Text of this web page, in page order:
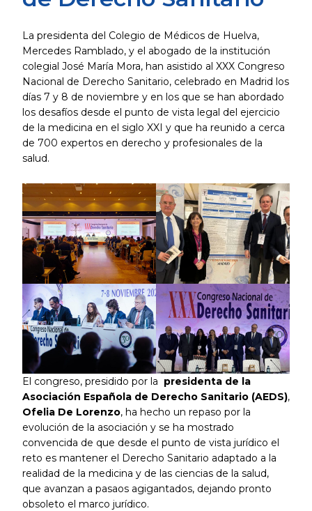
La presidenta del Colegio de Médicos de Huelva,
Mercedes Ramblado, y el abogado de la institución
colegial José María Mora, han asistido al XXX Congreso
Nacional de Derecho Sanitario, celebrado en Madrid los
días 7 y 8 de noviembre y en los que se han abordado
los desafíos desde el punto de vista legal del ejercicio
de la medicina en el siglo XXI y que ha reunido a cerca
de 700 expertos en derecho y profesionales de la
salud.
El congreso, presidido por la presidenta de la
Asociación Española de Derecho Sanitario (AEDS),
Ofelia De Lorenzo, ha hecho un repaso por la
evolución de la asociación y se ha mostrado
convencida de que desde el punto de vista jurídico el
reto es mantener el Derecho Sanitario adaptado a la
realidad de la medicina y de las ciencias de la salud,
que avanzan a pasaos agigantados, dejando pronto
obsoleto el marco jurídico.